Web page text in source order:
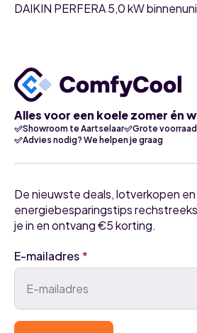
DAIKIN PERFERA 5,0 kW
Alles voor een koele zomer én
Showroom te Aartselaar
Grote
Advies nodig? We helpen je graag
De nieuwste deals, lotverkopen en
energiebesparingstips
je in en ontvang €5 korting.
E-mailadres*